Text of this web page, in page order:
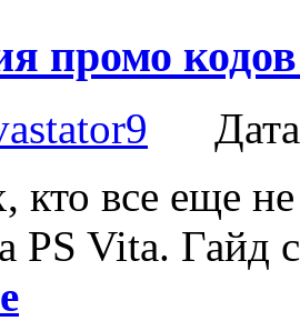
промо
кто все еще
PS Vita. Гайд